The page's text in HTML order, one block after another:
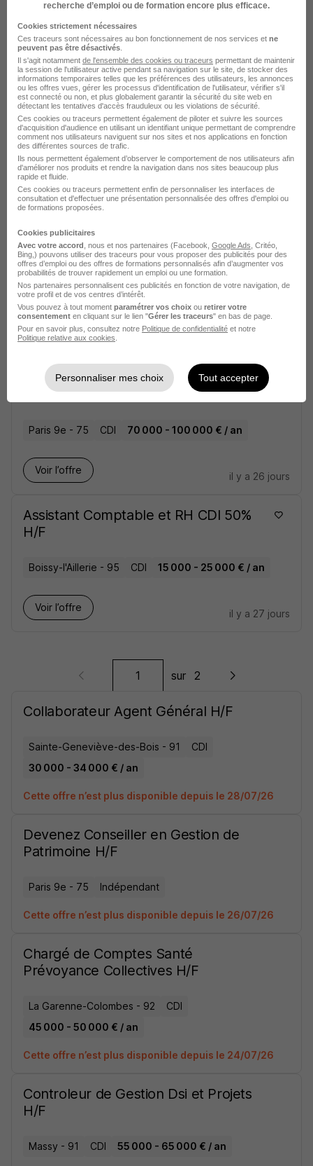
CDI
Voir l’offre
il y a 21 jours
Consultant Senior Financial Services
H/F
Paris 9e - 75 CDI
45 000 - 58 000 € / an
Télétravail partiel
Voir l’offre
Chargé de Recrutement & Projet RH -
Assurance H/F
Neuilly-sur-Seine - 92 CDI Télétravail partiel
Asset Manager Secteur Santé H/F
Paris 9e - 75 CDI 70 000 - 100 000 € / an
Voir l’offre
il y a 26 jours
Assistant Comptable et RH CDI 50%
H/F
Boissy-l'Aillerie - 95 CDI 15 000 - 25 000 € / an
Voir l’offre
il y a 27 jours
sur 2
Collaborateur Agent Général H/F
Sainte-Geneviève-des-Bois - 91
CDI
30 000 - 34 000 € / an
Cette offre n’est plus disponible depuis le 28/07/26
Devenez Conseiller en Gestion de
Patrimoine H/F
Paris 9e - 75 Indépendant
Cette offre n’est plus disponible depuis le 26/07/26
Chargé de Comptes Santé
Prévoyance Collectives H/F
La Garenne-Colombes - 92
CDI
45 000 - 50 000 € / an
Cette offre n’est plus disponible depuis le 24/07/26
Controleur de Gestion Dsi et Projets
H/F
Massy - 91 CDI 55 000 - 65 000 € / an
recherche d’emploi ou de formation encore plus efficace.
Cookies strictement nécessaires
Ces traceurs sont nécessaires au bon fonctionnement de nos services et ne
peuvent pas être désactivés
Il s'agit notamment de l'ensemble des cookies ou traceurs permettant de maintenir
la session de l'utilisateur active pendant sa navigation sur le site, de stocker des
informations temporaires telles que les préférences des utilisateurs, les annonces
ou les offres vues, gérer les processus d'identification de l'utilisateur, vérifier s'il
est connecté ou non, et plus globalement garantir la sécurité du site web en
détectant les tentatives d'accès frauduleux ou les violations de sécurité.
Ces cookies ou traceurs permettent également de piloter et suivre les sources
d'acquisition d'audience en utilisant un identifiant unique permettant de comprendre
comment nos utilisateurs naviguent sur nos sites et nos applications en fonction
des différentes sources de trafic.
Ils nous permettent également d’observer le comportement de nos utilisateurs afin
d'améliorer nos produits et rendre la navigation dans nos sites beaucoup plus
rapide et fluide.
Ces cookies ou traceurs permettent enfin de personnaliser les interfaces de
consultation et d'effectuer une présentation personnalisée des offres d'emploi ou
de formations proposées.
Cookies publicitaires
Avec votre accord , nous et nos partenaires (Facebook, Google Ads , Critéo,
Bing,) pouvons utiliser des traceurs pour vous proposer des publicités pour des
offres d’emploi ou des offres de formations personnalisés afin d’augmenter vos
probabilités de trouver rapidement un emploi ou une formation.
Nos partenaires personnalisent ces publicités en fonction de votre navigation, de
votre profil et de vos centres d’intérêt.
Vous pouvez à tout moment paramétrer vos choix ou retirer votre
consentement en cliquant sur le lien "Gérer les traceurs" en bas de page.
Pour en savoir plus, consultez notre Politique de confidentialité et notre
Politique relative aux cookies
Personnaliser mes choix Tout accepter